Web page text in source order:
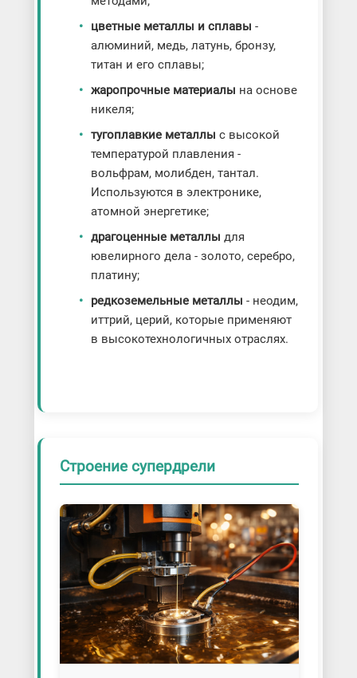
цветные металлы и сплавы -
алюминий, медь, латунь, бронзу,
титан и его сплавы;
жаропрочные материалы на основе
никеля;
тугоплавкие металлы с высокой
температурой плавления -
вольфрам, молибден, тантал.
Используются в электронике,
атомной энергетике;
драгоценные металлы для
ювелирного дела - золото, серебро,
платину;
редкоземельные металлы - неодим,
иттрий, церий, которые применяют
в высокотехнологичных отраслях.
Строение супердрели